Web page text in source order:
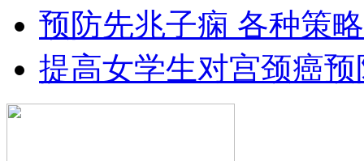
预防先兆子痫 各种策
提高女学生对宫颈癌